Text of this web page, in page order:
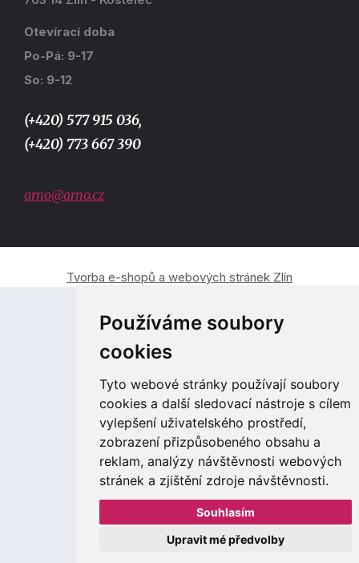
Používáme soubory
cookies
Tyto webové stránky používají soubory
cookies a další sledovací nástroje s cílem
vylepšení uživatelského prostředí,
zobrazení přizpůsobeného obsahu a
reklam, analýzy návštěvnosti webových
stránek a zjištění zdroje návštěvnosti.
Souhlasím
Upravit mé předvolby
Otevírací doba
Po-Pá: 9-17
So: 9-12
(+420) 577 915 036,
(+420) 773 667 390
arno@arno.cz
Tvorba e-shopů a webových stránek Zlín